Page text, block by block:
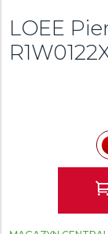
LOEE